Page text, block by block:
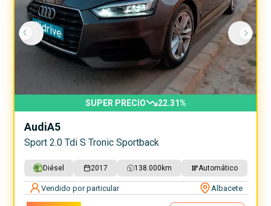
Clidrive
SUPER PRECIO 22.31%
AudiA5
Sport 2.0 Tdi S Tronic Sportback
Diésel 2017 138.000 km Automático
Vendido por particular Albacete